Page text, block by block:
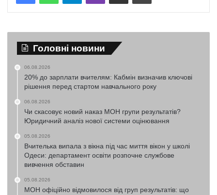
Головні новини
06.08.2026
20% до зарплати вчителям: Кабмін визначив ключові
рішення перед стартом навчального року
06.08.2026
Чи скасовує новий наказ МОН групи результатів?
Юридичний аналіз нової системи оцінювання
05.08.2026
Вчителька випала з вікна під час миття вікон у школі
Одеси: департамент освіти розпочне службове
вивчення обставин
05.08.2026
МОН офіційно відмовилося від груп результатів: що